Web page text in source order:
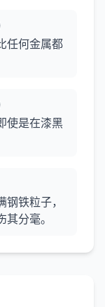
任何金属都
使是在漆黑
铁粒子，
分毫。